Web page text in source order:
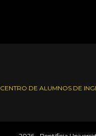
CENTRO DE ALUMNOS DE